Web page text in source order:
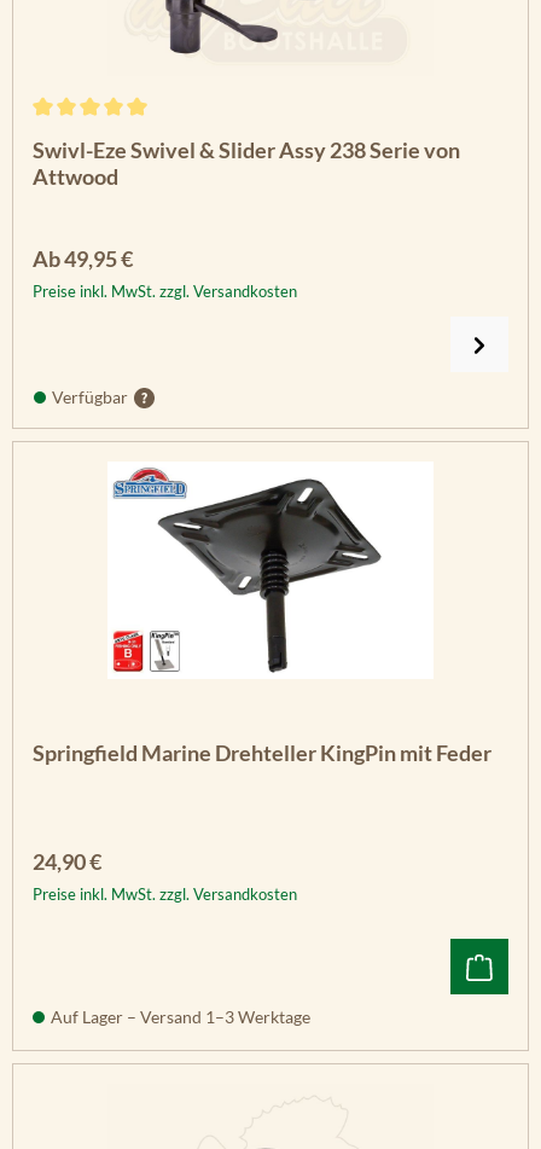
Swivl-Eze Swivel & Slider Assy 238 Serie von
Attwood
Regulärer Preis:
Ab49,95 €
Preise inkl. MwSt. zzgl. Versandkosten
Verfügbar
Springfield Marine Drehteller KingPin mit Feder
Regulärer Preis:
24,90 €
Preise inkl. MwSt. zzgl. Versandkosten
Auf Lager – Versand 1–3 Werktage